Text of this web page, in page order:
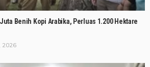
Benih Kopi Arabika, Perluas 1.200 Hektare
2026